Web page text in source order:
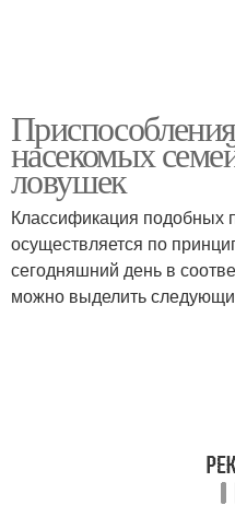
насекомых
ловушек
Классификация подобных
осуществляется по
сегодняшний день в
можно выделить